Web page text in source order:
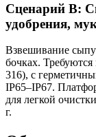
Сценарий В:
удобрения,
Взвешивание
бочках.
316), с
IP65–IP67.
для легкой
г.